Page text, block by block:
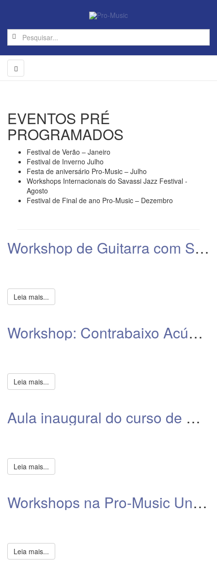
EVENTOS PRÉ
PROGRAMADOS
Festival de Verão – Janeiro
Festival de Inverno Julho
Festa de aniversário Pro-Music – Julho
Workshops Internacionais do Savassi Jazz Festival -
Agosto
Festival de Final de ano Pro-Music – Dezembro
Workshop de Guitarra com Shello Silveira
Leia mais...
Workshop: Contrabaixo Acústico e viola da Gamba - A Origem de Tudo
Leia mais...
Aula inaugural do curso de Acordeon
Leia mais...
Workshops na Pro-Music Unidade São Pedro
Leia mais...